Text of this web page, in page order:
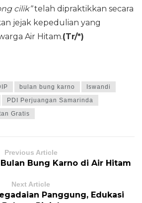
cilik”telah dipraktikkan secara
jejak kepedulian yang
Air Hitam.(Tr/*)
bulan bung karno
Iswandi
PDI Perjuangan Samarinda
Gratis
Previous Article
Bung Karno di Air Hitam
Next Article
Panggung, Edukasi